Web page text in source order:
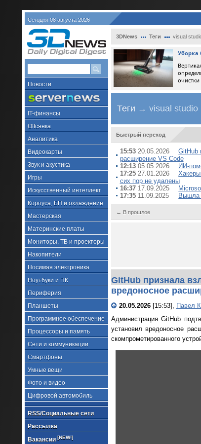
Сегодня 08 августа 2026
Новости
IT-финансы
Offсянка
Аналитика
Видеокарты
Звук и акустика
Игры
Искусственный интеллект
Корпуса, БП и охлаждение
Мастерская
Материнские платы
Мониторы, ТВ и проекторы
Накопители
Носимая электроника
Ноутбуки и ПК
Периферия
Планшеты
Программное обеспечение
Процессоры и память
Сети и коммуникации
Смартфоны
Умные вещи
Фото и видео
Цифровой автомобиль
RSS/Социальные сети
Рассылка
Вакансии [NEW!]
3DNews Теги visual
Уборка
Теги → visual studio
Быстрый переход
15:5320.05.2026
GitHub
расширение VS Code
12:1305.05.2026
ИИ-
17:2527.01.2026
сих пор не удалены
16:3717.09.2025
17:3511.09.2025 Вышла
← В прошлое
GitHub признала
вредоносное
20.05.2026[15:53], Павел
Администрация GitHub
установил вредоносное
скомпрометированного